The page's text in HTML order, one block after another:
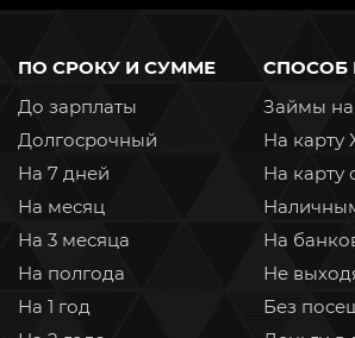
ПО СРОКУ И СУММЕ
До зарплаты
Долгосрочный
На 7 дней
На месяц
На 3 месяца
На полгода
На 1 год
СПОСОБ
Займы на
На карту
На карту
На
Не
Без